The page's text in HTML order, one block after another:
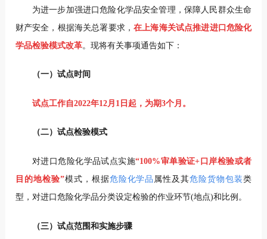
为进一步加强进口危险化学品安全管理，保障人民群众生命
财产安全，根据海关总署要求，在上海海关试点推进进口危险化
学品检验模式改革。现将有关事项通告如下：
（一）试点时间
试点工作自2022年12月1日起，为期3个月。
（二）试点检验模式
对进口危险化学品试点实施“100%审单验证+口岸检验或者
目的地检验”模式，根据危险化学品 属性及其危险货物包装类
型，对进口危险化学品分类设定检验的作业环节(地点)和比例。
（三）试点范围和实施步骤